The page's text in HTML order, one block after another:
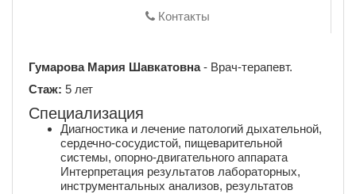
Контакты
Гумарова Мария Шавкатовна- Врач-терапевт.
Стаж: 5 лет
Специализация
Диагностика и лечение патологий дыхательной,
сердечно-сосудистой, пищеварительной
системы, опорно-двигательного аппарата
Интерпретация результатов лабораторных,
инструментальных анализов, результатов